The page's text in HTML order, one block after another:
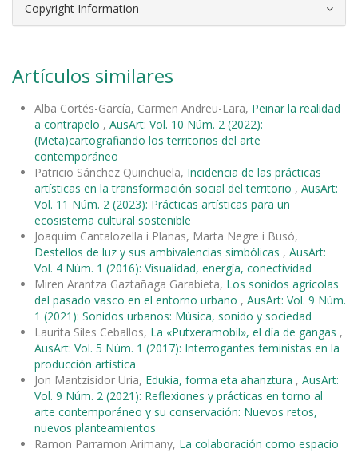
Copyright Information
Artículos similares
Alba Cortés-García, Carmen Andreu-Lara, Peinar la realidad
a contrapelo , AusArt: Vol. 10 Núm. 2 (2022):
(Meta)cartografiando los territorios del arte
contemporáneo
Patricio Sánchez Quinchuela, Incidencia de las prácticas
artísticas en la transformación social del territorio , AusArt:
Vol. 11 Núm. 2 (2023): Prácticas artísticas para un
ecosistema cultural sostenible
Joaquim Cantalozella i Planas, Marta Negre i Busó,
Destellos de luz y sus ambivalencias simbólicas , AusArt:
Vol. 4 Núm. 1 (2016): Visualidad, energía, conectividad
Miren Arantza Gaztañaga Garabieta, Los sonidos agrícolas
del pasado vasco en el entorno urbano , AusArt: Vol. 9 Núm.
1 (2021): Sonidos urbanos: Música, sonido y sociedad
Laurita Siles Ceballos, La «Putxeramobil», el día de gangas ,
AusArt: Vol. 5 Núm. 1 (2017): Interrogantes feministas en la
producción artística
Jon Mantzisidor Uria, Edukia, forma eta ahanztura , AusArt:
Vol. 9 Núm. 2 (2021): Reflexiones y prácticas en torno al
arte contemporáneo y su conservación: Nuevos retos,
nuevos planteamientos
Ramon Parramon Arimany, La colaboración como espacio